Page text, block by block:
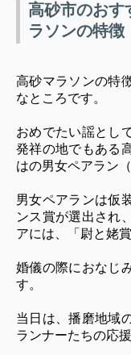
高砂市のおす
ラソンの特徴
高砂マラソンの特
なところです。
おめでたい謡とし
発祥の地でもある
はの男女ペアラン
男女ペアランは仮
ンス賞が選出され
アには、「尉と姥
婚儀の際におなじ
す。
当日は、播磨地域
ランナーたちの応